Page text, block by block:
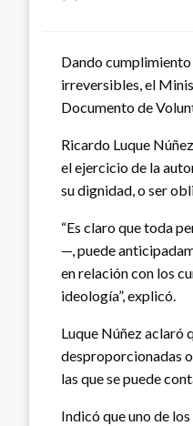
Dando
irreversibles, el
Documento de
Ricardo Luque
el ejercicio de la
su dignidad, o ser
“Es claro que toda
—, puede
en relación con los
ideología”, explicó.
Luque Núñez aclaró
desproporcionadas
las que se puede
Indicó que uno de